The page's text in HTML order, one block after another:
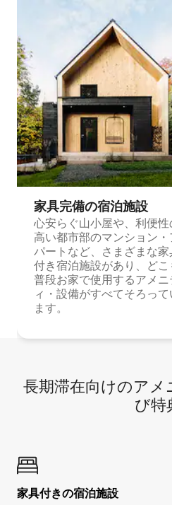
家具完備の宿⁠泊⁠施⁠設
心安らぐ山小屋や、利便性
高い都市部のマンション・
パートなど、さまざまな家
付き宿泊施設があり、どこ
普段お家で使用するアメニ
ィ・設備がすべてそろって
ます。
長期滞在向け⁠のア⁠メ⁠
び特⁠
家具付き⁠の宿⁠泊⁠施⁠設